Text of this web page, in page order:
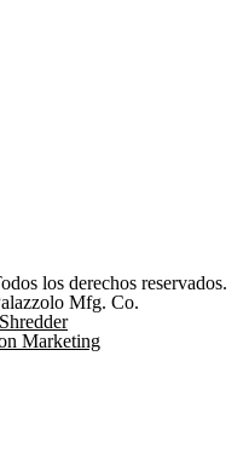
los derechos reservados.
Mfg. Co.
Marketing